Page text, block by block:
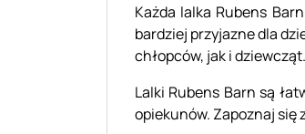
Każda lalka Rubens
bardziej przyjazne dla
chłopców, jak i dziewcząt.
Lalki Rubens Barn są
opiekunów. Zapoznaj się